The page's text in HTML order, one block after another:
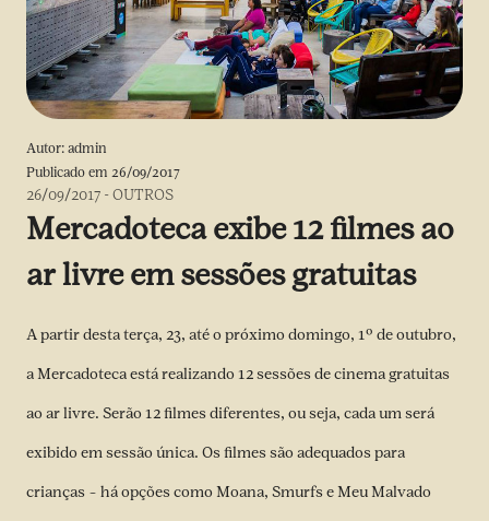
Autor: admin
Publicado em 26/09/2017
26/09/2017 -OUTROS
Mercadoteca exibe 12 filmes ao
ar livre em sessões gratuitas
A partir desta terça, 23, até o próximo domingo, 1º de outubro,
a Mercadoteca está realizando 12 sessões de cinema gratuitas
ao ar livre. Serão 12 filmes diferentes, ou seja, cada um será
exibido em sessão única. Os filmes são adequados para
crianças – há opções como Moana, Smurfs e Meu Malvado